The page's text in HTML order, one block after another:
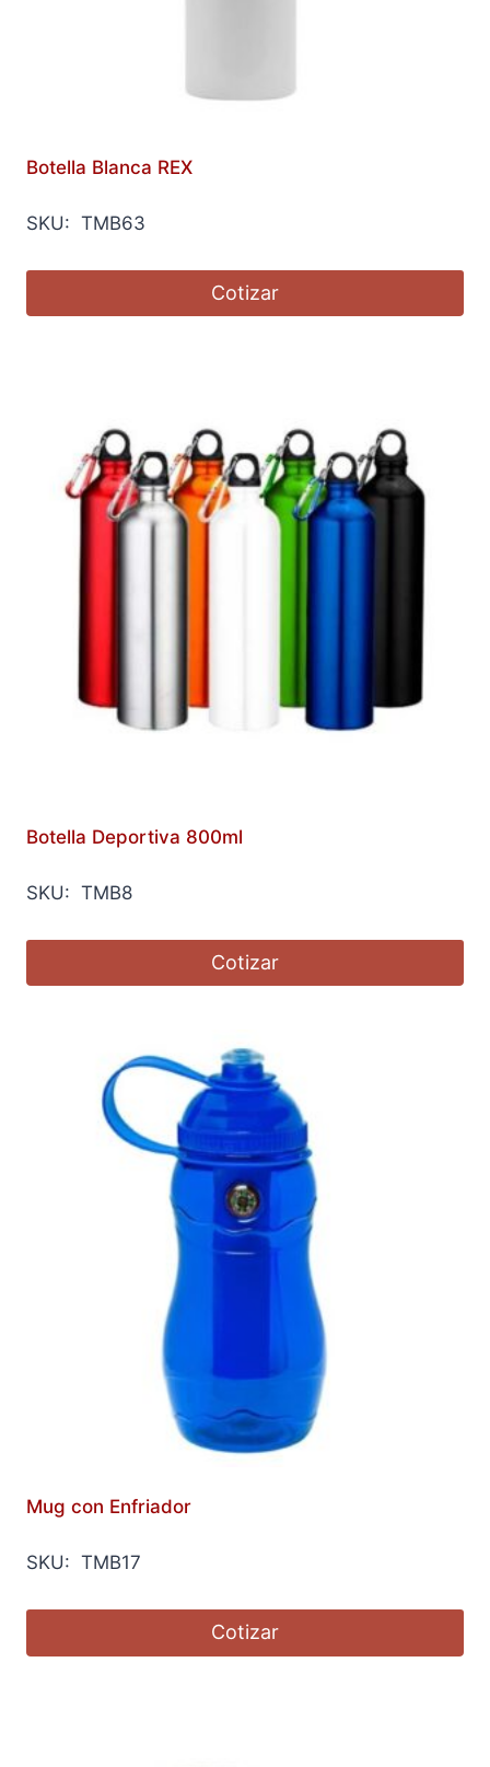
Botella Blanca REX
SKU: TMB63
Cotizar
Botella Deportiva 800ml
SKU: TMB8
Cotizar
Mug con Enfriador
SKU: TMB17
Cotizar